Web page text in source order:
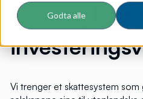
Godta alle
Vi trenger et skattesystem